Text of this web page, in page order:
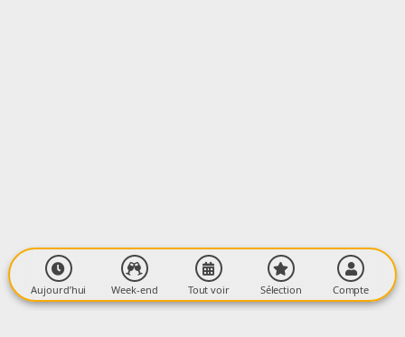
Aujourd’hui Week-end Tout voir Sélection Compte